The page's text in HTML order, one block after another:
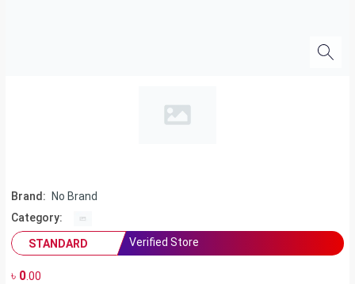
Brand:
No Brand
Category:
STANDARD
Verified Store
৳ 0.00